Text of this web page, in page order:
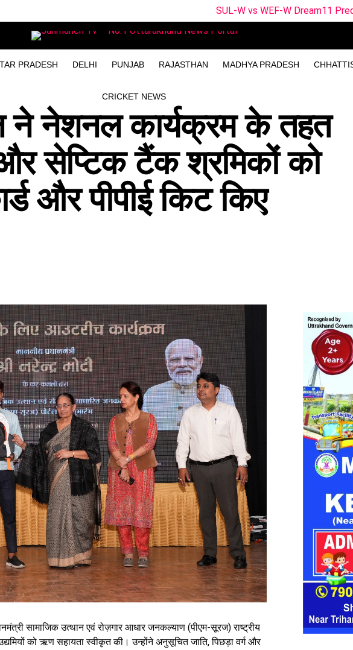
PRADESH DELHI PUNJAB RAJASTHAN MADHYA PRADESH
CRICKET NEWS
SUL-W vs WEF-W Dream11 Prediction Match 27:
ने नेशनल कार्यक्रम के तहत
सेप्टिक टैंक श्रमिकों को
और पीपीई किट किए
सामाजिक उत्थान एवं रोज़गार आधार जनकल्याण (पीएम-सूरज) राष्ट्रीय
को ऋण सहायता स्वीकृत की। उन्होंने अनुसूचित जाति, पिछड़ा वर्ग और